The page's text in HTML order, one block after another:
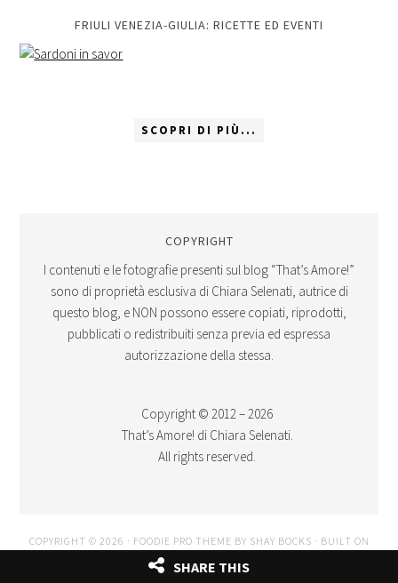
FRIULI VENEZIA-GIULIA: RICETTE ED EVENTI
SCOPRI DI PIÙ...
COPYRIGHT
I contenuti e le fotografie presenti sul blog “That’s Amore!”
sono di proprietà esclusiva di Chiara Selenati, autrice di
questo blog, e NON possono essere copiati, riprodotti,
pubblicati o redistribuiti senza previa ed espressa
autorizzazione della stessa.
Copyright © 2012 – 2026
That’s Amore! di Chiara Selenati.
All rights reserved.
COPYRIGHT © 2026 · FOODIE PRO THEME BY SHAY BOCKS · BUILT ON
GENESIS FRAMEWORK
SHARE THIS